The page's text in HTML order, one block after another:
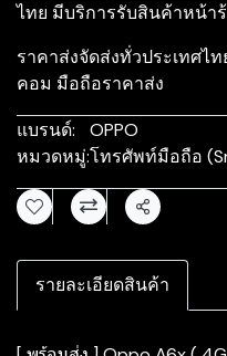
ไทย มีบริการรับสินค้าหน้า
ราคาส่งจัดส่งทั่วประเทศไ
คอม มือถือราคาส่ง
แบรนด์:
OPPO
หมวดหมู่:โทรศัพท์มือถือ
แชร์
รายละเอียดสินค้า